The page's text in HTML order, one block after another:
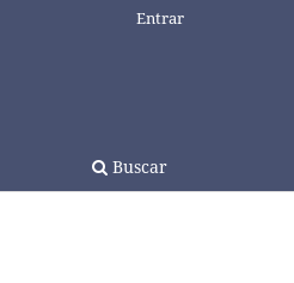
Buscar
Entrar